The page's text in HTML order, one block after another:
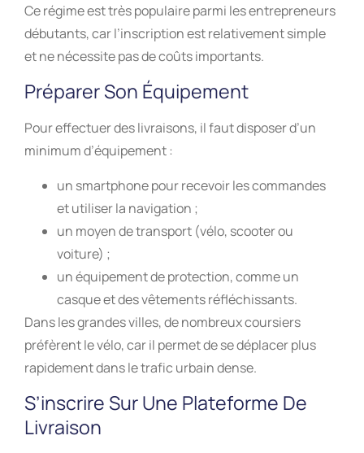
Ce régime est très populaire parmi les entrepreneurs
débutants, car l’inscription est relativement simple
et ne nécessite pas de coûts importants.
Préparer Son Équipement
Pour effectuer des livraisons, il faut disposer d’un
minimum d’équipement :
un smartphone pour recevoir les commandes
et utiliser la navigation ;
un moyen de transport (vélo, scooter ou
voiture) ;
un équipement de protection, comme un
casque et des vêtements réfléchissants.
Dans les grandes villes, de nombreux coursiers
préfèrent le vélo, car il permet de se déplacer plus
rapidement dans le trafic urbain dense.
S’inscrire Sur Une Plateforme De
Livraison